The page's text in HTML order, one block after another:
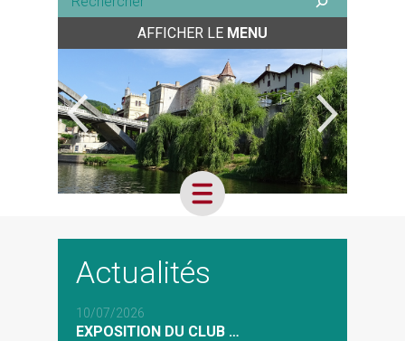
AFFICHER LE MENU
Actualités
10/07/2026
EXPOSITION DU CLUB …